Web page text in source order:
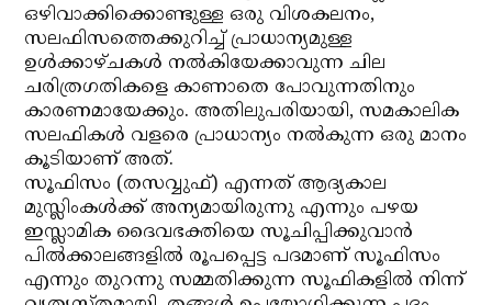
ഒഴിവാക്കിക്കൊണ്ടുള്ള ഒരു വിശകലനം,
സലഫിസത്തെക്കുറിച്ച് പ്രാധാന്യമുള്ള
ഉള്‍ക്കാഴ്ചകള്‍ നല്‍കിയേക്കാവുന്ന ചില
ചരിത്രഗതികളെ കാണാതെ പോവുന്നതിനും
കാരണമായേക്കും. അതിലുപരിയായി, സമകാലിക
സലഫികള്‍ വളരെ പ്രാധാന്യം നല്‍കുന്ന ഒരു മാനം
കൂടിയാണ് അത്.
സൂഫിസം (തസവ്വുഫ്) എന്നത് ആദ്യകാല
മുസ്ലിംകള്‍ക്ക് അന്യമായിരുന്നു എന്നും പഴയ
ഇസ്ലാമിക ദൈവഭക്തിയെ സൂചിപ്പിക്കുവാന്‍
പില്‍ക്കാലങ്ങളില്‍ രൂപപ്പെട്ട പദമാണ് സൂഫിസം
എന്നും തുറന്നു സമ്മതിക്കുന്ന സൂഫികളില്‍ നിന്ന്